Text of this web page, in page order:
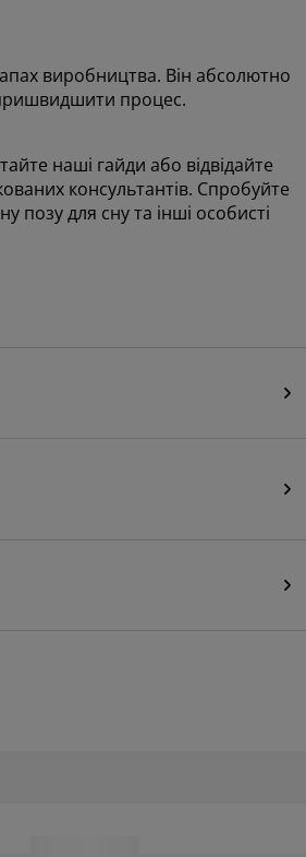
виробництва. Він абсолютно
процес.
наші гайди або відвідайте
консультантів. Спробуйте
для сну та інші особисті